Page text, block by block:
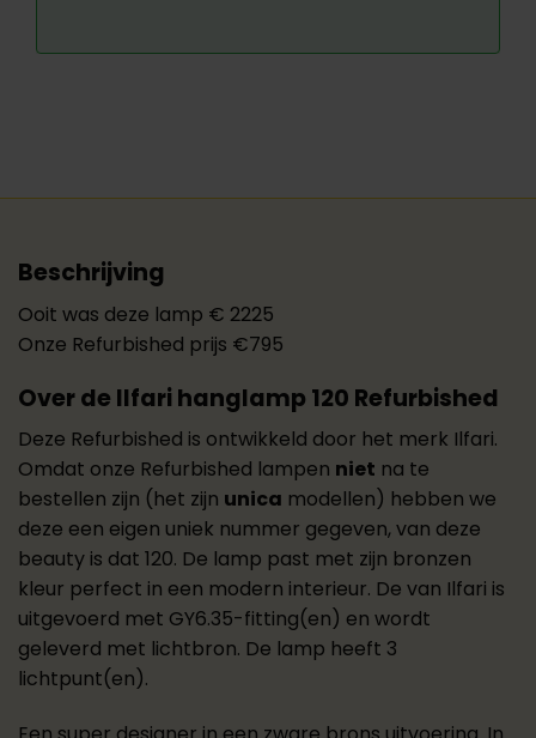
Beschrijving
Ooit was deze lamp € 2225
Onze Refurbished prijs €795
Over de Ilfari hanglamp 120 Refurbished
Deze Refurbished is ontwikkeld door het merk Ilfari.
Omdat onze Refurbished lampen niet na te
bestellen zijn (het zijn unica modellen) hebben we
deze een eigen uniek nummer gegeven, van deze
beauty is dat 120. De lamp past met zijn bronzen
kleur perfect in een modern interieur. De van Ilfari is
uitgevoerd met GY6.35-fitting(en) en wordt
geleverd met lichtbron. De lamp heeft 3
lichtpunt(en).